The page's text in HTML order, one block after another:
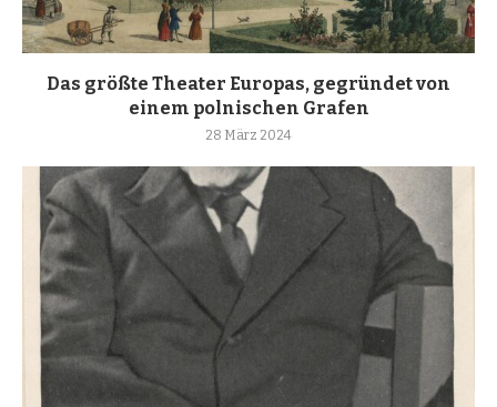
Das größte Theater Europas, gegründet von
einem polnischen Grafen
28 März 2024